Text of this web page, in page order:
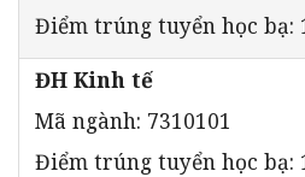
Điểm trúng tuyển học bạ:
ĐH Kinh tế
Mã ngành: 7310101
Điểm trúng tuyển học bạ: